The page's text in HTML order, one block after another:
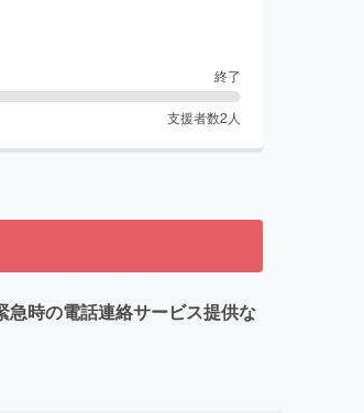
終了
支援者数2 人
時の電話連絡サービス提供な